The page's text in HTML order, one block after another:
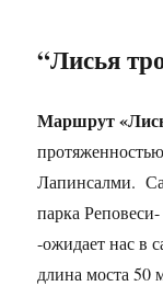
“Лисья
Маршрут
Лапинсалми.
парка
-ожидает нас в
длина моста 50